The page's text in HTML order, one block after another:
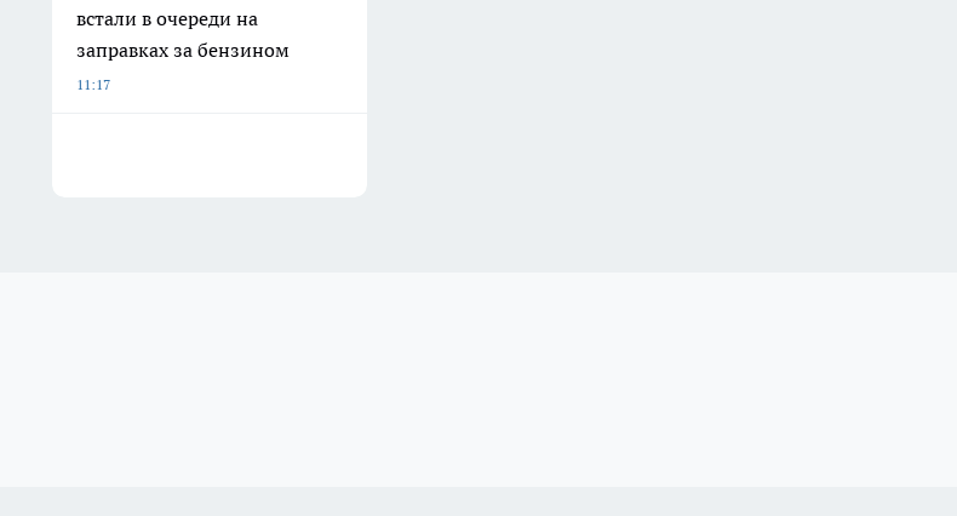
встали в очереди на
заправках за бензином
11:17